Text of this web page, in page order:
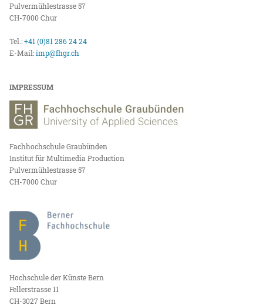
Pulvermühlestrasse 57
CH-7000 Chur
Tel.:+41 (0)81 286 24 24
E-Mail:imp@fhgr.ch
IMPRESSUM
Fachhochschule Graubünden
Institut für Multimedia Production
Pulvermühlestrasse 57
CH-7000 Chur
Hochschule der Künste Bern
Fellerstrasse 11
CH-3027 Bern